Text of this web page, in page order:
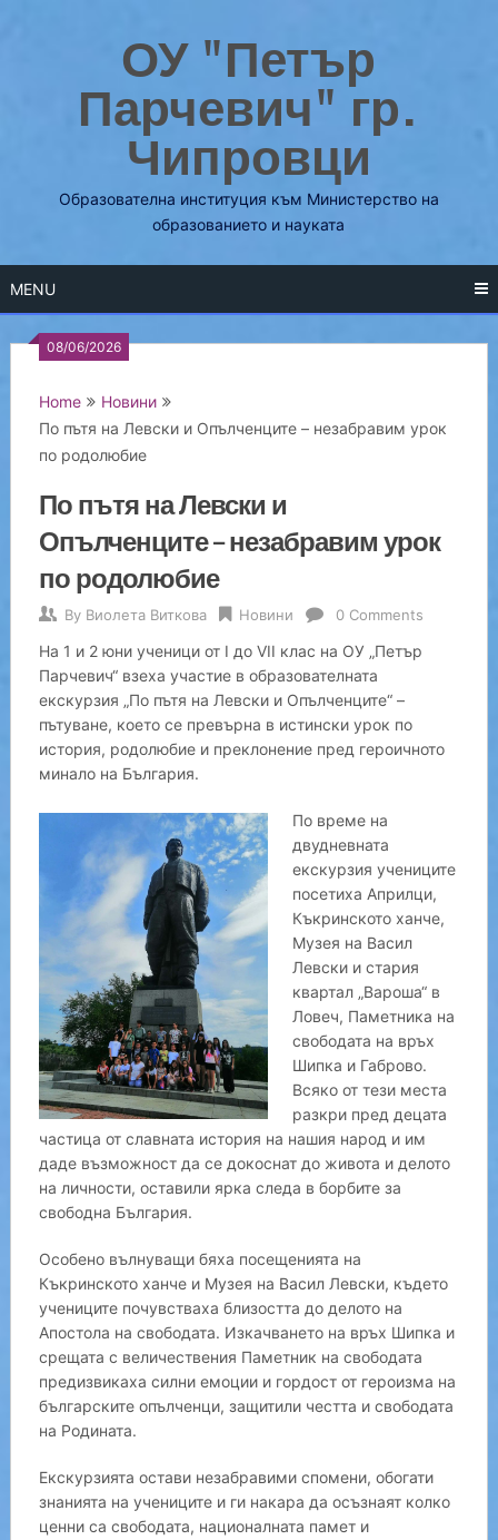
ОУ "Петър
Парчевич" гр.
Чипровци
Образователна институция към Министерство на
образованието и науката
MENU
08/06/2026
Home
Новини
По пътя на Левски и Опълченците – незабравим урок
по родолюбие
По пътя на Левски и
Опълченците – незабравим урок
по родолюбие
By Виолета Виткова Новини 0 Comments
На 1 и 2 юни ученици от I до VII клас на ОУ „Петър
Парчевич“ взеха участие в образователната
екскурзия „По пътя на Левски и Опълченците“ –
пътуване, което се превърна в истински урок по
история, родолюбие и преклонение пред героичното
минало на България.
По време на
двудневната
екскурзия учениците
посетиха Априлци,
Къкринското ханче,
Музея на Васил
Левски и стария
квартал „Вароша“ в
Ловеч, Паметника на
свободата на връх
Шипка и Габрово.
Всяко от тези места
разкри пред децата
частица от славната история на нашия народ и им
даде възможност да се докоснат до живота и делото
на личности, оставили ярка следа в борбите за
свободна България.
Особено вълнуващи бяха посещенията на
Къкринското ханче и Музея на Васил Левски, където
учениците почувстваха близостта до делото на
Апостола на свободата. Изкачването на връх Шипка и
срещата с величествения Паметник на свободата
предизвикаха силни емоции и гордост от героизма на
българските опълченци, защитили честта и свободата
на Родината.
Екскурзията остави незабравими спомени, обогати
знанията на учениците и ги накара да осъзнаят колко
ценни са свободата, националната памет и